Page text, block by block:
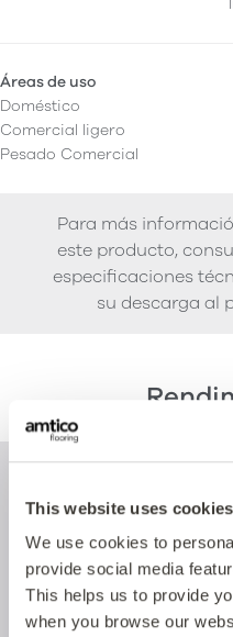
This website uses cookies
We use cookies to
provide social media
This helps us to provide
when you browse our
Áreas de uso
Doméstico
Comercial ligero
Pesado Comercial
Para más
este producto,
especificaciones
su descarga al